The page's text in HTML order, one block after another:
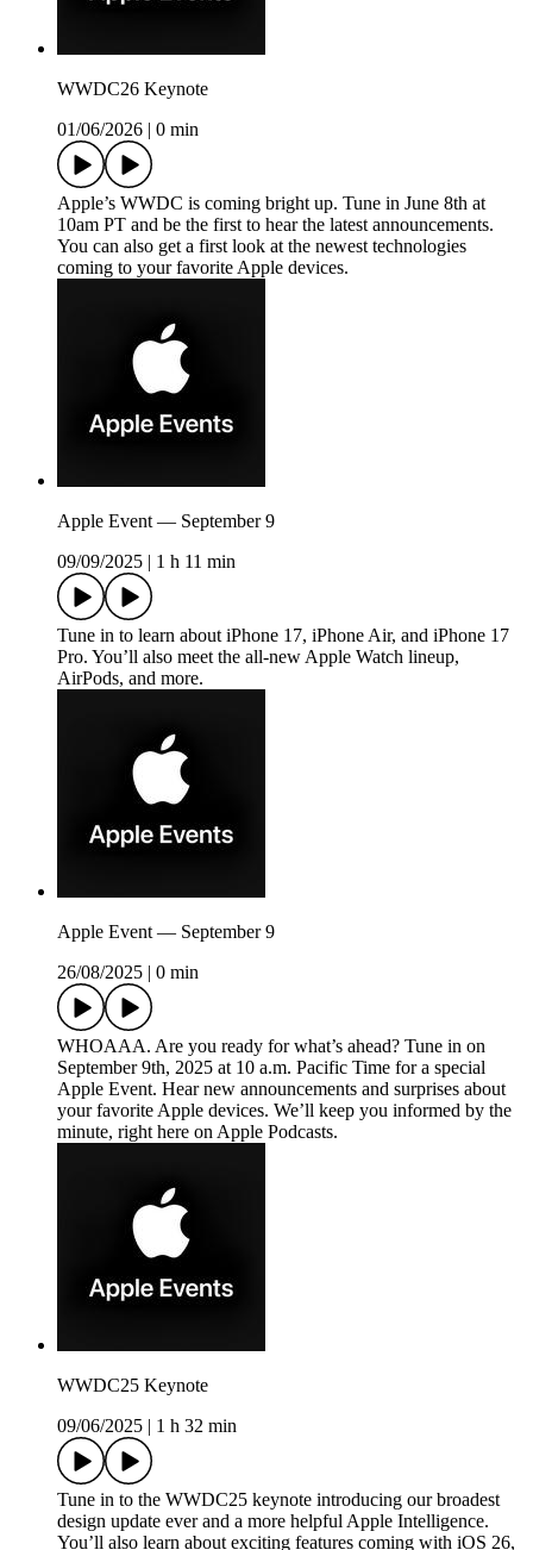
WWDC26 Keynote
01/06/2026
0 min
Apple’s WWDC is coming bright up. Tune in June 8th at
10am PT and be the first to hear the latest announcements.
You can also get a first look at the newest technologies
coming to your favorite Apple devices.
Apple Event — September 9
09/09/2025
1 h 11 min
Tune in to learn about iPhone 17, iPhone Air, and iPhone 17
Pro. You’ll also meet the all-new Apple Watch lineup,
AirPods, and more.
Apple Event — September 9
26/08/2025
0 min
WHOAAA. Are you ready for what’s ahead? Tune in on
September 9th, 2025 at 10 a.m. Pacific Time for a special
Apple Event. Hear new announcements and surprises about
your favorite Apple devices. We’ll keep you informed by the
minute, right here on Apple Podcasts.
WWDC25 Keynote
09/06/2025
1 h 32 min
Tune in to the WWDC25 keynote introducing our broadest
design update ever and a more helpful Apple Intelligence.
You’ll also learn about exciting features coming with iOS 26,